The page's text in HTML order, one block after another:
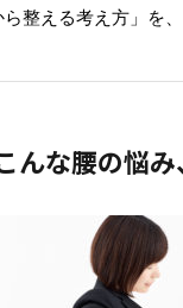
整える考え方」を
んな腰の悩